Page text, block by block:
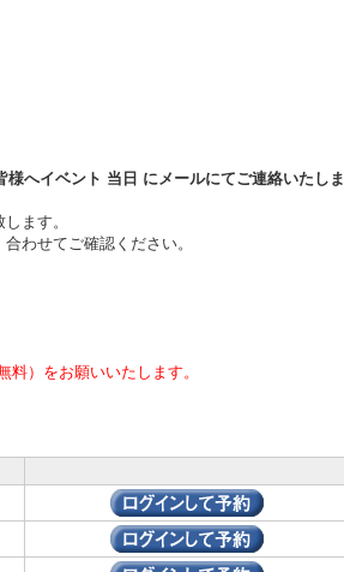
様へイベント 当日 にメールにてご連絡いたしま
ます。
わせてご確認ください。
）をお願いいたします。